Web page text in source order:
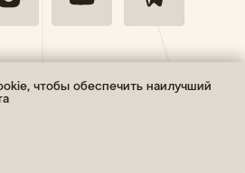
чтобы обеспечить наилучший